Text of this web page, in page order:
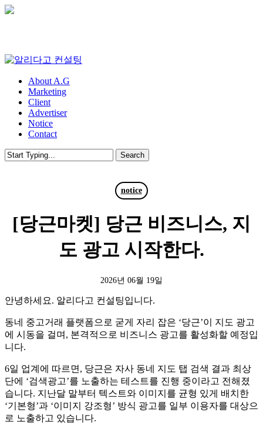
content
Menu
About A.G
Marketing
Client
Advertiser
Notice
Contact
Search
notice
[당근마켓] 당근 비즈니스, 지
도 광고 시작한다.
2026년 06월 19일
안녕하세요. 알리다고 컨설팅입니다.
동네 중고거래 플랫폼으로 굳게 자리 잡은 ‘당근’이 지도 광고
에 시동을 걸며, 본격적으로 비즈니스 광고를 활성화할 예정입
니다.
6일 업계에 따르면, 당근은 자사 동네 지도 탭 검색 결과 최상
단에 ‘검색광고’를 노출하는 테스트를 진행 중이라고 전해졌
습니다. 지난달 말부터 텍스트와 이미지를 균형 있게 배치한
‘기본형’과 ‘이미지 강조형’ 방식 광고를 일부 이용자를 대상으
로 노출하고 있습니다.